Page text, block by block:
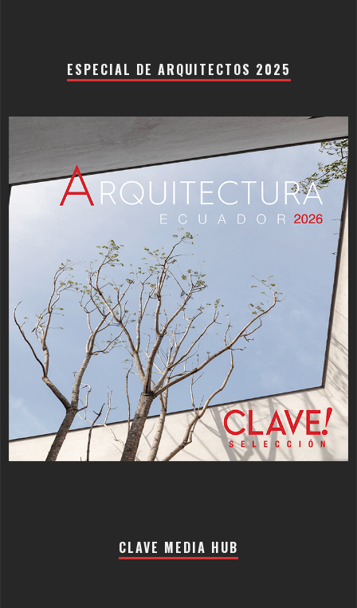
ESPECIAL DE ARQUITECTOS 2025
CLAVE MEDIA HUB